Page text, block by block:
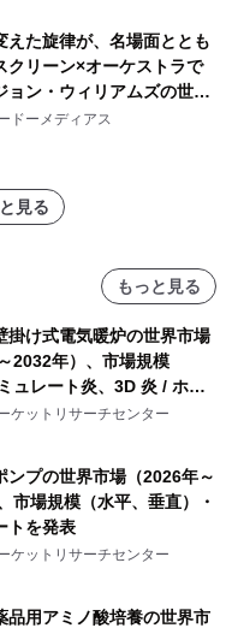
えた旋律が、名場面ととも
クリーン×オーケストラで
ョン・ウィリアムズの世
・ウィリアムズ：シネマ・
ュラー・コンサート 開催決
ドーメディアス
見る
もっと見る
掛け式電気暖炉の世界市場
2032年）、市場規模
ュレート炎、3D 炎 / ホロ
ク効果、水ミスト炎）・分
発表
ケットリサーチセンター
ンプの世界市場（2026年～
市場規模（水平、垂直）・
トを発表
ケットリサーチセンター
品用アミノ酸培養の世界市